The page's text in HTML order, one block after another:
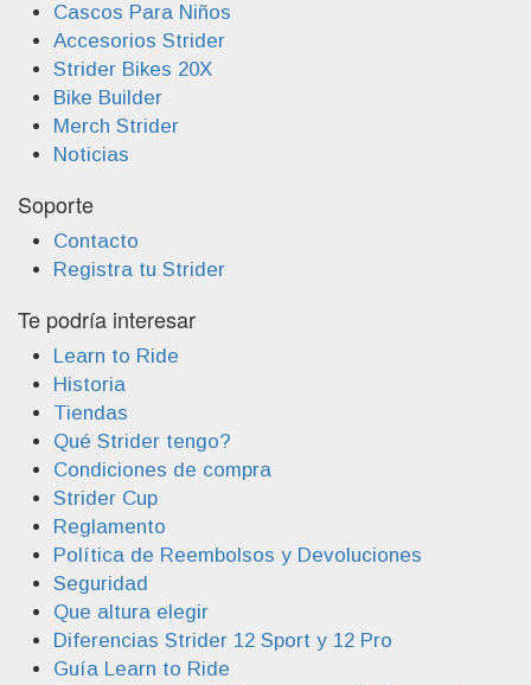
Cascos Para Niños
Accesorios Strider
Strider Bikes 20X
Bike Builder
Merch Strider
Noticias
Soporte
Contacto
Registra tu Strider
Te podría interesar
Learn to Ride
Historia
Tiendas
Qué Strider tengo?
Condiciones de compra
Strider Cup
Reglamento
Política de Reembolsos y Devoluciones
Seguridad
Que altura elegir
Diferencias Strider 12 Sport y 12 Pro
Guía Learn to Ride